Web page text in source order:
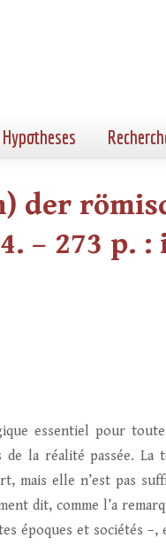
der
– 273 p. :
essentiel pour
la réalité passée. La
mais elle n’est pas
dit, comme l’a
époques et sociétés –,